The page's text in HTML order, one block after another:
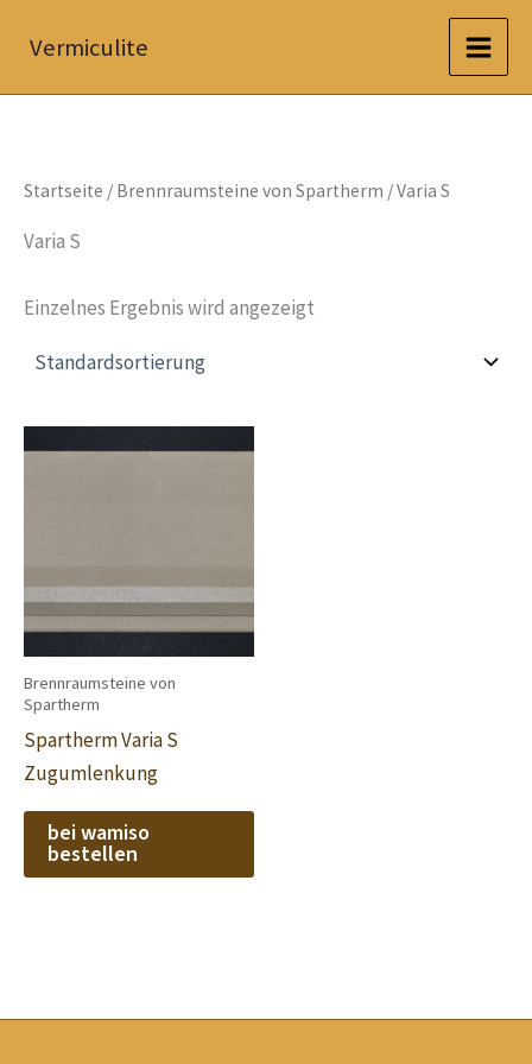
InhaltVermiculite
Startseite / Brennraumsteine von Spartherm / Varia S
Varia S
Einzelnes Ergebnis wird angezeigt
Brennraumsteine von
Spartherm
Spartherm Varia S
Zugumlenkung
bei wamiso
bestellen